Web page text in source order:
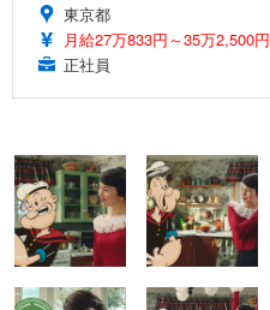
東京都
月給27万833円～35万2,500円
正社員